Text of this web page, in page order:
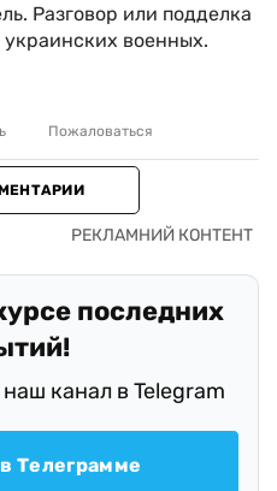
Разговор или подделка
украинских военных.
Пожаловаться
последних
канал в Telegram
Телеграмме